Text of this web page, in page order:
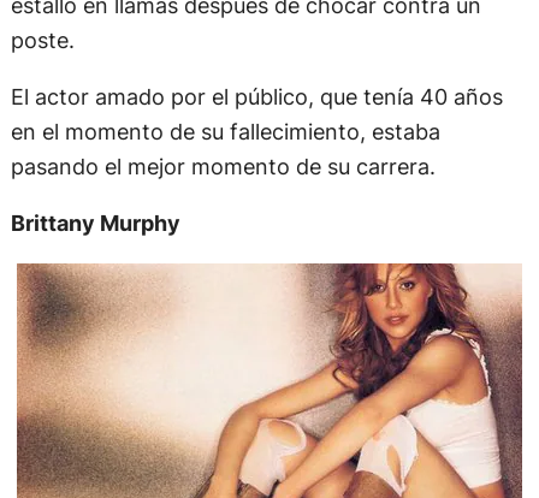
poste.
El actor amado por el público, que tenía 40 años
en el momento de su fallecimiento, estaba
pasando el mejor momento de su carrera.
Brittany Murphy